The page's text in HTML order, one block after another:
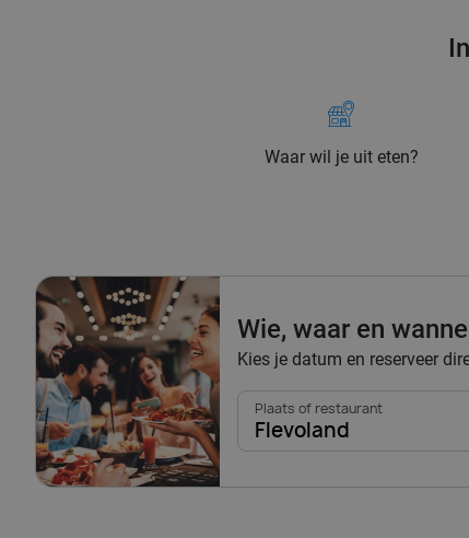
Waar wil je uit eten?
Wie, waar en
Kies je datum en reserveer
Plaats of restaurant
Flevoland